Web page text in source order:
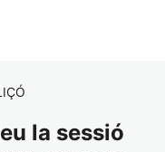
la sessió